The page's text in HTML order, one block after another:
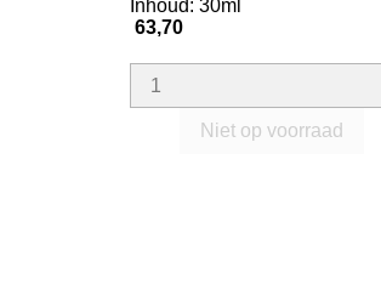
Inhoud: 30ml
Prijs
63,70
Niet op voorraad